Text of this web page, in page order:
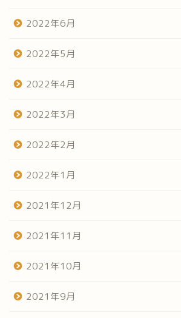
2022年6月
2022年5月
2022年4月
2022年3月
2022年2月
2022年1月
2021年12月
2021年11月
2021年10月
2021年9月